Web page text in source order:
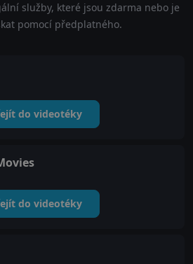
služby, které jsou zdarma nebo je
pomocí předplatného.
do videotéky
do videotéky